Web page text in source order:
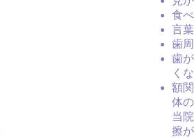
食
言
歯
歯
く
額
体
当
擦